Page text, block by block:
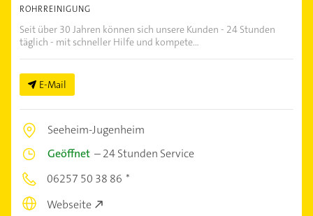
ROHRREINIGUNG
Seit über 30 Jahren können sich unsere Kunden - 24 Stunden
täglich - mit schneller Hilfe und kompete...
E-Mail
Seeheim-Jugenheim
Geöffnet –24 Stunden Service
06257 50 38 86
Webseite